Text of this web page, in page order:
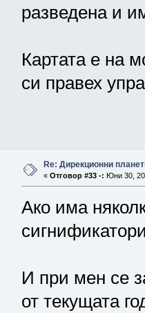
разведена и
Картата е на
си правех
Re: Дирекционни
« Отговор #33 -: Юни 30,
Ако има
И при мен се
от текущата